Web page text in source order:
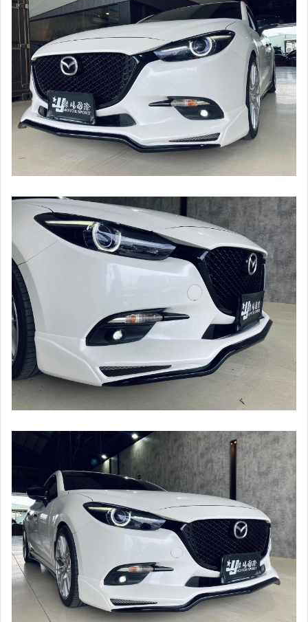
升降機.汽車零件.鈑金零件
內.外把手.後視鏡.LED後視鏡
大燈框.後燈框.側燈框.霧燈框
煞車油門踏板.冷光迎賓踏板
排氣管.內龜板.下護板.擋泥板
牌照燈.室內燈.照地燈
原廠改裝水箱罩.通風網
各車系燈眉.空力套件
非常機車
車用精品百貨類.各車系晴雨窗
避震器.卡鉗.來另片.短彈簧
CUSCO / HARDRACE 各車系結構桿.拉桿
進氣套件 進氣系統 全系列
其它